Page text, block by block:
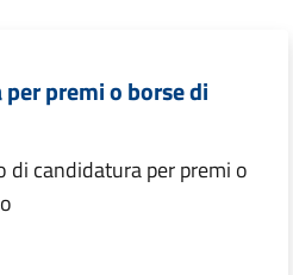
premi o borse di
di candidatura per premi o